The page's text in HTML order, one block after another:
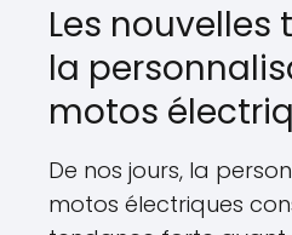
Les nouvelles
la
motos
De nos jours, la
motos électriques